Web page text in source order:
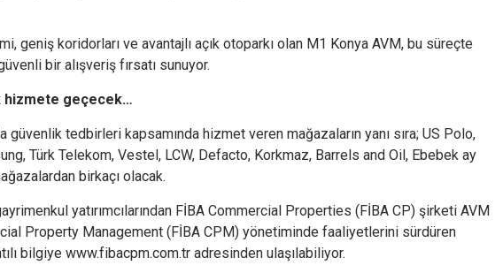
geniş koridorları ve avantajlı açık otoparkı olan M1 Konya AVM, bu süreçte
bir alışveriş fırsatı sunuyor.
hizmete geçecek…
güvenlik tedbirleri kapsamında hizmet veren mağazaların yanı sıra; US Polo,
Türk Telekom, Vestel, LCW, Defacto, Korkmaz, Barrels and Oil, Ebebek ay
birkaçı olacak.
yatırımcılarından FİBA Commercial Properties (FİBA CP) şirketi AVM
Property Management (FİBA CPM) yönetiminde faaliyetlerini sürdüren
bilgiye www.fibacpm.com.tr adresinden ulaşılabiliyor.